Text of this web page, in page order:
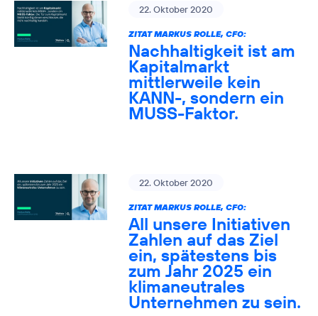
22. Oktober 2020
ZITAT MARKUS ROLLE, CFO:
Nachhaltigkeit ist am
Kapitalmarkt
mittlerweile kein
KANN-, sondern ein
MUSS-Faktor.
22. Oktober 2020
ZITAT MARKUS ROLLE, CFO:
All unsere Initiativen
Zahlen auf das Ziel
ein, spätestens bis
zum Jahr 2025 ein
klimaneutrales
Unternehmen zu sein.